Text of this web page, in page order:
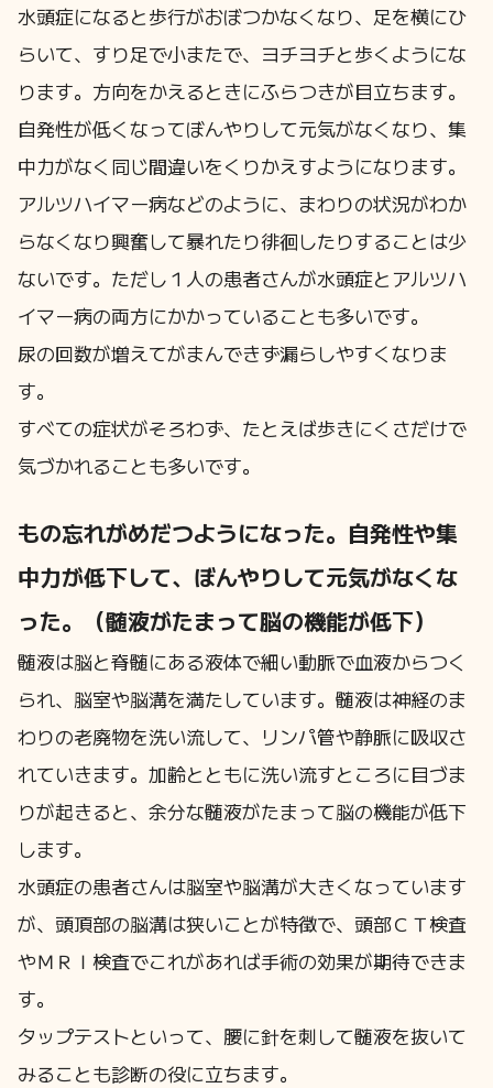
水頭症になると歩行がおぼつかなくなり、足を横にひ
らいて、すり足で小またで、ヨチヨチと歩くようにな
ります。方向をかえるときにふらつきが目立ちます。
自発性が低くなってぼんやりして元気がなくなり、集
中力がなく同じ間違いをくりかえすようになります。
アルツハイマー病などのように、まわりの状況がわか
らなくなり興奮して暴れたり徘徊したりすることは少
ないです。ただし１人の患者さんが水頭症とアルツハ
イマー病の両方にかかっていることも多いです。
尿の回数が増えてがまんできず漏らしやすくなりま
す。
すべての症状がそろわず、たとえば歩きにくさだけで
気づかれることも多いです。
もの忘れがめだつようになった。自発性や集
中力が低下して、ぼんやりして元気がなくな
った。（髄液がたまって脳の機能が低下）
髄液は脳と脊髄にある液体で細い動脈で血液からつく
られ、脳室や脳溝を満たしています。髄液は神経のま
わりの老廃物を洗い流して、リンパ管や静脈に吸収さ
れていきます。加齢とともに洗い流すところに目づま
りが起きると、余分な髄液がたまって脳の機能が低下
します。
水頭症の患者さんは脳室や脳溝が大きくなっています
が、頭頂部の脳溝は狭いことが特徴で、頭部ＣＴ検査
やＭＲＩ検査でこれがあれば手術の効果が期待できま
す。
タップテストといって、腰に針を刺して髄液を抜いて
みることも診断の役に立ちます。